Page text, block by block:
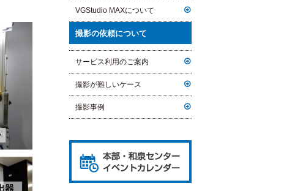
VGStudio MAXについて
撮影の依頼について
サービス利用のご案内
撮影が難しいケース
撮影事例